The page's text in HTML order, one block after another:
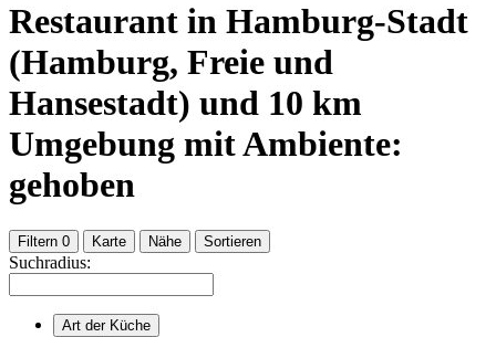
Restaurant in Hamburg-Stadt
(Hamburg, Freie und
Hansestadt) und 10 km
Umgebung mit Ambiente:
gehoben
Filtern 0 Karte Nähe Sortieren
Suchradius:
Art der Küche